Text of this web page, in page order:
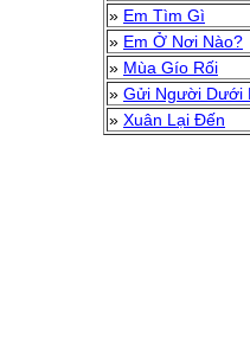
» Em Tìm Gì
» Em Ở Nơi Nào?
» Mùa Gío Rối
» Gửi Người Dưới
» Xuân Lại Đến